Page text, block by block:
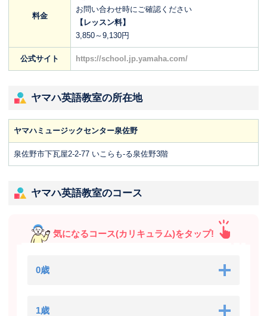
料金
お問い合わせ時にご確認ください
【レッスン料】
3,850～9,130円
公式サイト https://school.jp.yamaha.com/
ヤマハ英語教室の所在地
ヤマハミュージックセンター泉佐野
泉佐野市下瓦屋2-2-77 いこらも-る泉佐野3階
ヤマハ英語教室のコース
気になるコース(カリキュラム)をタップ!
0歳
1歳